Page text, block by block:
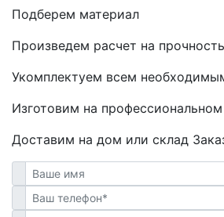
Подберем материал
Произведем расчет на прочность
Укомплектуем всем
Изготовим на
Доставим на дом или склад